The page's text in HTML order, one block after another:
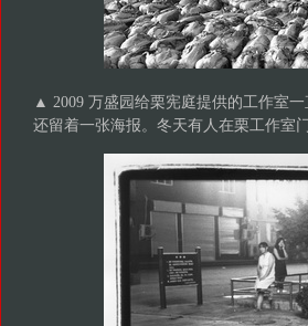
▲ 2009 万盛园给栗宪庭提供的工作室
还留着一张海报。冬天有人在栗工作室